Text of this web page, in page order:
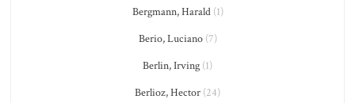
Bergmann, Harald(1)
Berio, Luciano(7)
Berlin, Irving (1)
Berlioz, Hector (24)